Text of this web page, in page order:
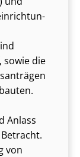
sowie die
Anlass
von